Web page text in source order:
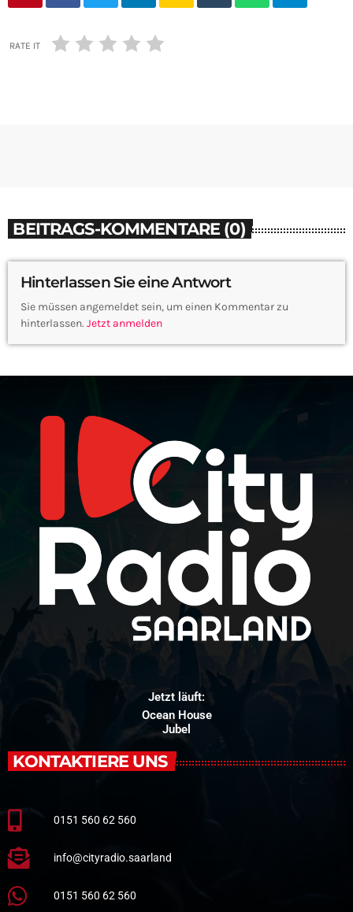
RATE IT
BEITRAGS-KOMMENTARE (0)
Hinterlassen Sie eine Antwort
Sie müssen angemeldet sein, um einen Kommentar zu
hinterlassen. Jetzt anmelden
Jetzt läuft:
Ocean House
Jubel
KONTAKTIERE UNS
0151 560 62 560
info@cityradio.saarland
0151 560 62 560